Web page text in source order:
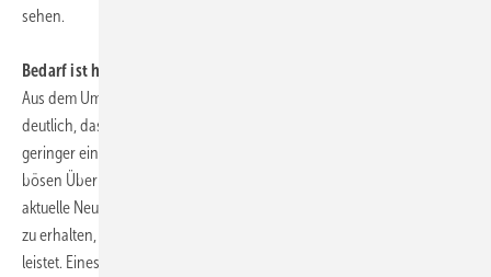
sehen.
Bedarf ist höher als Neubautätigkeit
Aus dem Umfrage-Ergebnis wurde für die Experten der LBS aber auch
deutlich, dass andere den Ersatzbedarf offenbar noch deutlich
geringer einschätzen. Hier könne es allerdings schon bald zu einer
bösen Überraschung kommen, sobald sich herausstellt, dass das
aktuelle Neubauniveau kaum ausreicht, um den vorhandenen Bestand
zu erhalten, und keinerlei Beitrag zu der nötigen Angebotsausweitung
leistet. Eines ist für die LBS-Immobilienexperten auf jeden Fall klar: Der